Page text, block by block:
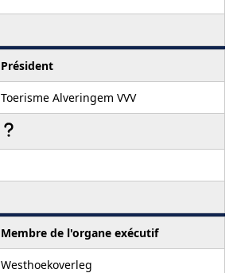
Président
Toerisme Alveringem VVV
Membre de l'organe exécutif
Westhoekoverleg